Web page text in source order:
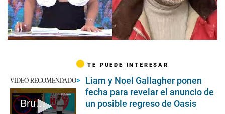
VIDEO RECOMENDADO
Brunella Horna habla sobre nuevo romance de Pamela López
TE PUEDE INTERESAR
Liam y Noel Gallagher ponen
fecha para revelar el anuncio de
un posible regreso de Oasis